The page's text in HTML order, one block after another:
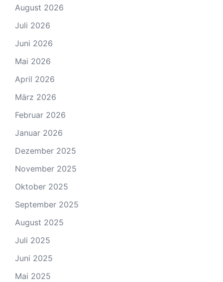
August 2026
Juli 2026
Juni 2026
Mai 2026
April 2026
März 2026
Februar 2026
Januar 2026
Dezember 2025
November 2025
Oktober 2025
September 2025
August 2025
Juli 2025
Juni 2025
Mai 2025